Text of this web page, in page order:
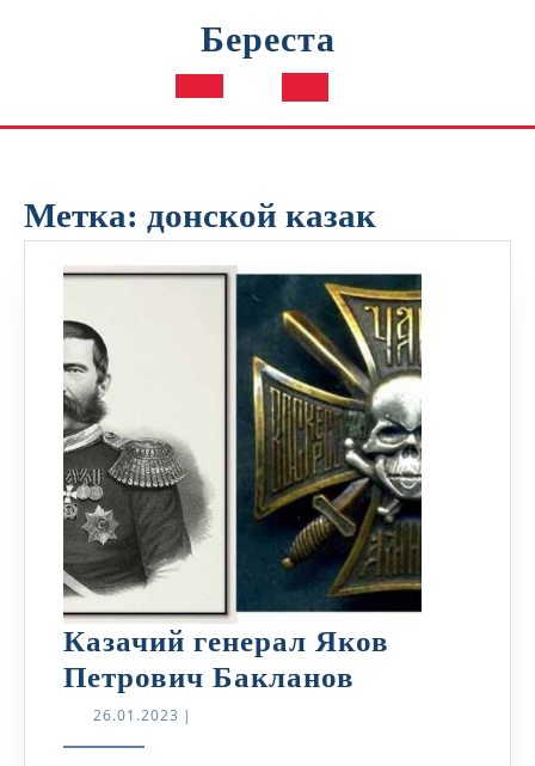
Береста
Кнопка
Метка: донской казак
Казачий генерал Яков
Петрович Бакланов
26.01.2023 26.01.2023
|